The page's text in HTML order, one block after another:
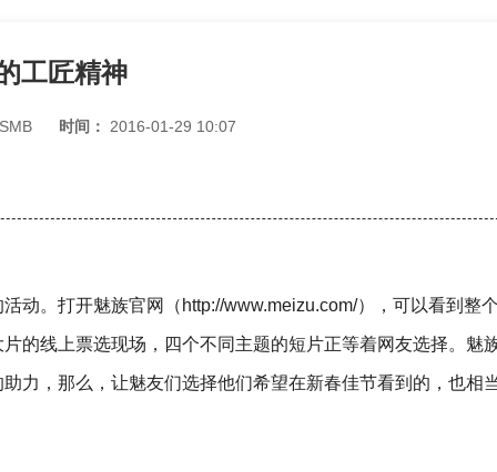
工匠精神
时间： 2016-01-29 10:07
动。打开魅族官网（http://www.meizu.com/），可以看到整
的线上票选现场，四个不同主题的短片正等着网友选择。魅
力，那么，让魅友们选择他们希望在新春佳节看到的，也相